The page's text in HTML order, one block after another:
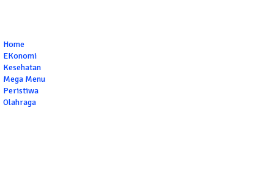
Home
EKonomi
Kesehatan
Mega Menu
Peristiwa
Olahraga